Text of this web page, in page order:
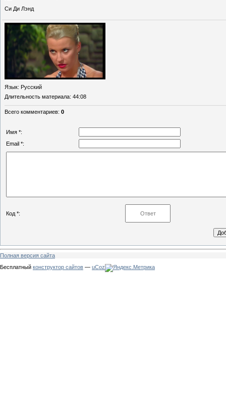
Си Ди Лэнд
Язык: Русский
Длительность материала: 44:08
Всего комментариев: 0
Имя *:
Email *:
Код *:
Полная версия сайта
Бесплатный конструктор сайтов — uCoz